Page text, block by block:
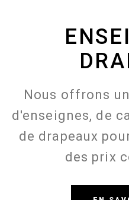
Nous offrons
d'enseignes, de
de drapeaux
des prix